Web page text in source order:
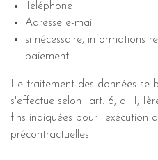
Téléphone
Adresse e-mail
si nécessaire, informations
paiement
Le traitement des données se
s'effectue selon l'art. 6, al. 1,
fins indiquées pour l'exécution
précontractuelles.